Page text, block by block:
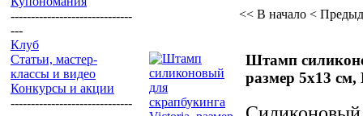
------------------------------
---
Клуб
Статьи, мастер-
классы и видео
Конкурсы и акции
------------------------------
<< В начало <
Штамп
размер 5х13 см,